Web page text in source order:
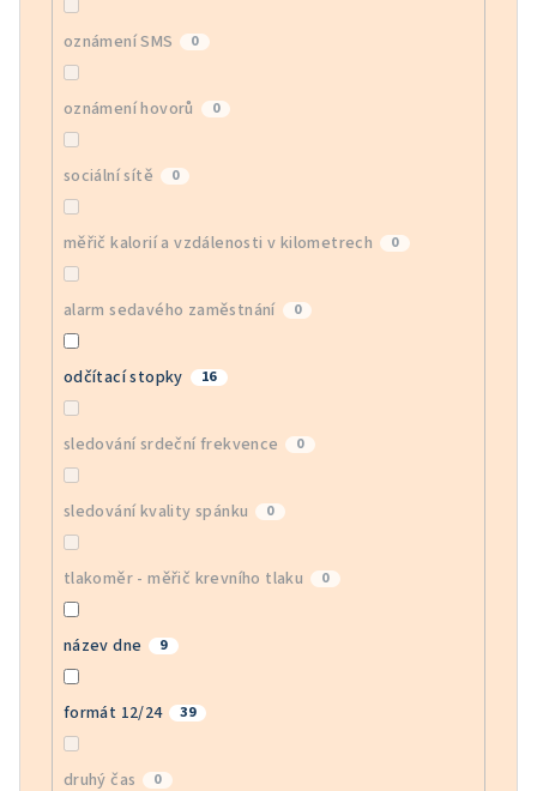
oznámení SMS 0
oznámení hovorů 0
sociální sítě 0
měřič kalorií a vzdálenosti v kilometrech 0
alarm sedavého zaměstnání 0
odčítací stopky 16
sledování srdeční frekvence 0
sledování kvality spánku 0
tlakoměr - měřič krevního tlaku 0
název dne 9
formát 12/24 39
druhý čas 0